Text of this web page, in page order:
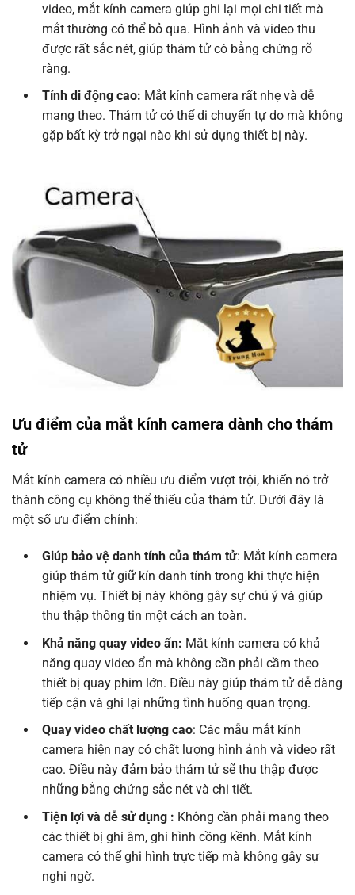
video, mắt kính camera giúp ghi lại mọi chi tiết mà
mắt thường có thể bỏ qua. Hình ảnh và video thu
được rất sắc nét, giúp thám tử có bằng chứng rõ
ràng.
Tính di động cao: Mắt kính camera rất nhẹ và dễ
mang theo. Thám tử có thể di chuyển tự do mà không
gặp bất kỳ trở ngại nào khi sử dụng thiết bị này.
Ưu điểm của mắt kính camera dành cho thám
tử
Mắt kính camera có nhiều ưu điểm vượt trội, khiến nó trở
thành công cụ không thể thiếu của thám tử. Dưới đây là
một số ưu điểm chính:
Giúp bảo vệ danh tính của thám tử: Mắt kính camera
giúp thám tử giữ kín danh tính trong khi thực hiện
nhiệm vụ. Thiết bị này không gây sự chú ý và giúp
thu thập thông tin một cách an toàn.
Khả năng quay video ẩn: Mắt kính camera có khả
năng quay video ẩn mà không cần phải cầm theo
thiết bị quay phim lớn. Điều này giúp thám tử dễ dàng
tiếp cận và ghi lại những tình huống quan trọng.
Quay video chất lượng cao: Các mẫu mắt kính
camera hiện nay có chất lượng hình ảnh và video rất
cao. Điều này đảm bảo thám tử sẽ thu thập được
những bằng chứng sắc nét và chi tiết.
Tiện lợi và dễ sử dụng : Không cần phải mang theo
các thiết bị ghi âm, ghi hình cồng kềnh. Mắt kính
camera có thể ghi hình trực tiếp mà không gây sự
nghi ngờ.